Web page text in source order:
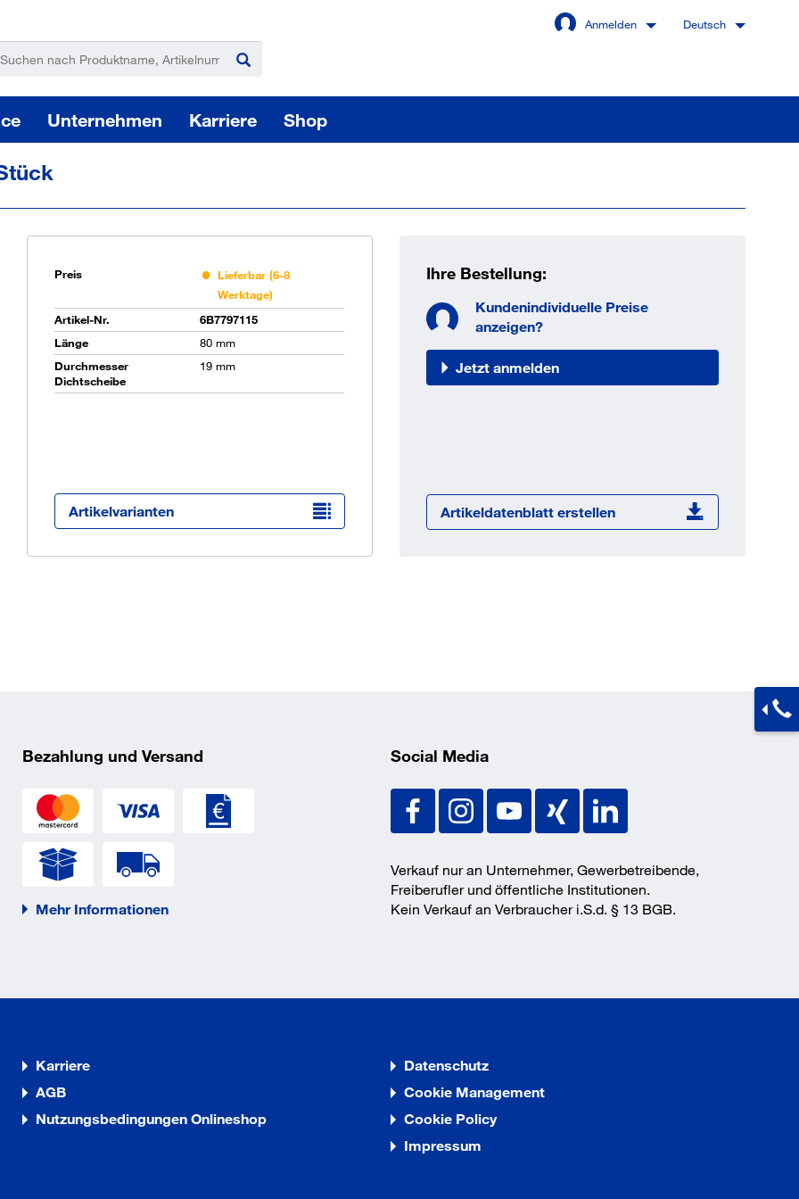
Anmelden
Angemeldet bleiben
Sie sind noch kein Kunde
OCI Schnittstelle zu lhrer
Warenwirtschaft
Deutsch
Unternehmen Karriere Shop
Preis
Lieferbar (6-8
Werktage)
Artikel-Nr.
6B7797115
Länge
80 mm
Durchmesser
Dichtscheibe
19 mm
Artikelvarianten
Ihre Bestellung:
Kundenindividuelle Preise
anzeigen?
Jetzt anmelden
Artikeldatenblatt erstellen
Bezahlung und Versand
Mehr Informationen
Social Media
Verkauf nur an Unternehmer, Gewerbetreibende,
Freiberufler und öffentliche Institutionen.
Kein Verkauf an Verbraucher i.S.d. § 13 BGB.
Karriere
AGB
Nutzungsbedingungen Onlineshop
Datenschutz
Cookie Management
Cookie Policy
Impressum